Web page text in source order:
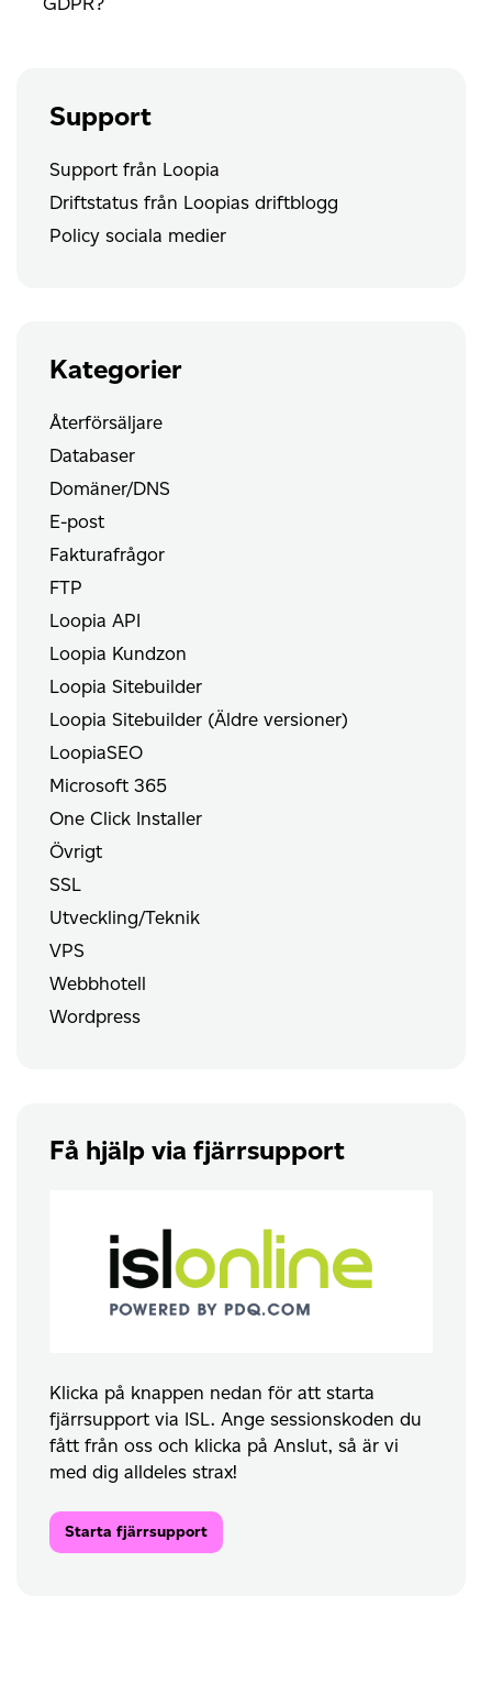
Support
Support från Loopia
Driftstatus från Loopias driftblogg
Policy sociala medier
Kategorier
Återförsäljare
Databaser
Domäner/DNS
E-post
Fakturafrågor
FTP
Loopia API
Loopia Kundzon
Loopia Sitebuilder
Loopia Sitebuilder (Äldre versioner)
LoopiaSEO
Microsoft 365
One Click Installer
Övrigt
SSL
Utveckling/Teknik
VPS
Webbhotell
Wordpress
Få hjälp via fjärrsupport
Klicka på knappen nedan för att starta
fjärrsupport via ISL. Ange sessionskoden du
fått från oss och klicka på Anslut, så är vi
med dig alldeles strax!
Starta fjärrsupport